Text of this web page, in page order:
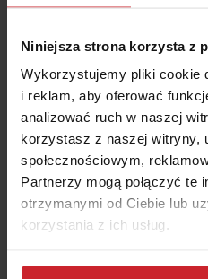
Niniejsza strona korzysta z
Wykorzystujemy pliki cookie
i reklam, aby oferować
analizować ruch w naszej
korzystasz z naszej witryny,
społecznościowym,
Partnerzy mogą połączyć te
otrzymanymi od Ciebie lub
korzystania z ich usług.
Dowiedz się więcej na temat
jeszcze więcej profitów.
który zapewniazwrot
wypożyczonego sprzętu
narciarskiego. Kiedy osoba
aktywności wskutek
martwić zmarnowanymi
koszt napraw szkód
sprzęcie.